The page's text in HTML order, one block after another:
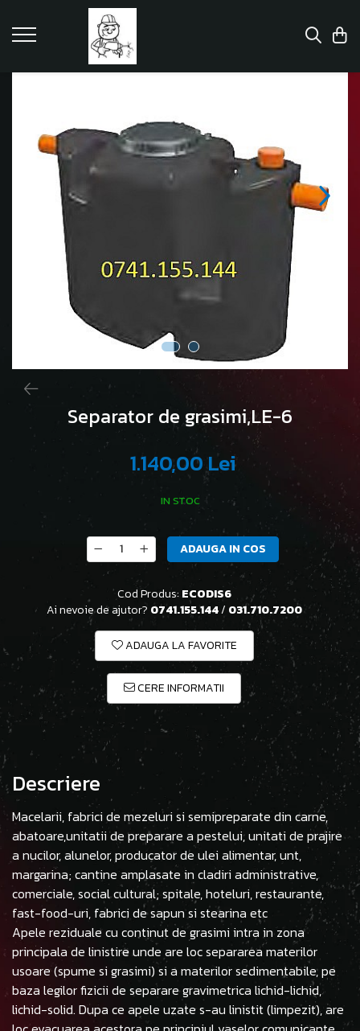
Separator de grasimi,LE-6
1.140,00 Lei
IN STOC
ADAUGA IN COS
Cod Produs: ECODIS6
Ai nevoie de ajutor? 0741.155.144/ 031.710.7200
ADAUGA LA FAVORITE
CERE INFORMATII
Descriere
Macelarii, fabrici de mezeluri si semipreparate din carne,
abatoare,unitatii de preparare a pestelui, unitati de prajire
a nucilor, alunelor, producator de ulei alimentar, unt,
margarina; cantine amplasate in cladiri administrative,
comerciale, social cultural; spitale, hoteluri, restaurante,
fast-food-uri, fabrici de sapun si stearina etc
Apele reziduale cu continut de grasimi intra in zona
principala de linistire unde are loc separarea materilor
usoare (spume si grasimi) si a materilor sedimentabile, pe
baza legilor fizicii de separare gravimetrica lichid-lichid,
lichid-solid. Dupa ce apele uzate s-au linistit (limpezit), are